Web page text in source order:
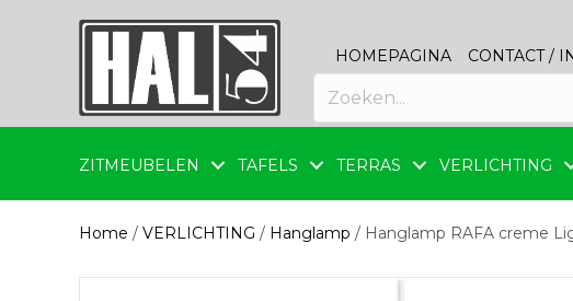
HOMEPAGINA CONTACT /
ZITMEUBELEN TAFELS TERRAS VERLICHTING
Home / VERLICHTING / Hanglamp / Hanglamp RAFA creme